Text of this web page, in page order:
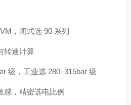
，闭式选 90 系列
转速计算
级，工业选 280–315bar 级
感，精密选电比例